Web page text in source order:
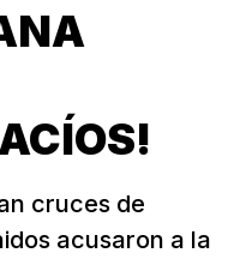
cruces de
acusaron a la